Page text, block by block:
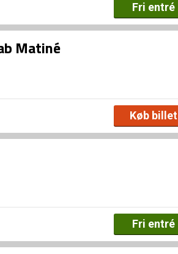
Fri entré
Matiné
Køb billet
Fri entré